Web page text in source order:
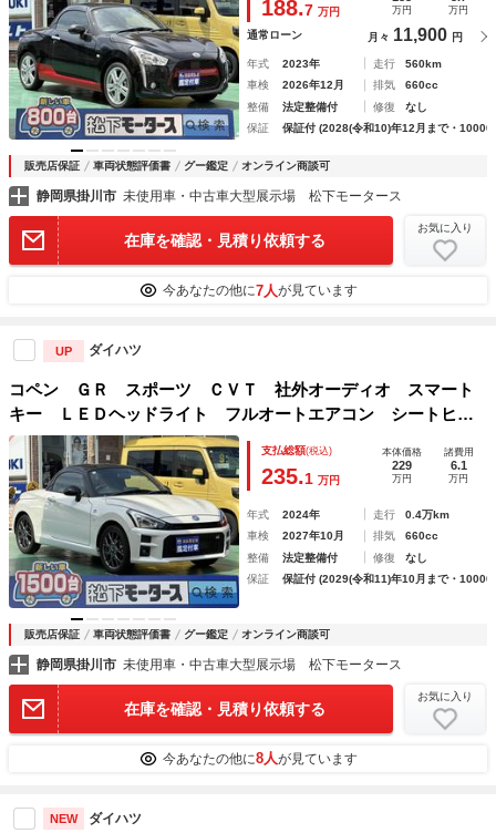
188.7 万円 万円 万円
通常ローン 月々 11,900 円
年式 2023年 走行
560km
車検
2026年12月 排気
660cc
整備
法定整備付 修復
なし
保証
保証付 (2028(令和10)年12月まで・
販売店保証 車両状態評価書 グー鑑定 オンライン商談可
静岡県掛川市 未使用車・中古車大型展示場 松下モータース
在庫を確認・見積り依頼する
お気に入り
今あなたの他に7人が見ています
UP ダイハツ
コペン ＧＲ スポーツ ＣＶＴ 社外オーディオ スマート
キー ＬＥＤヘッドライト フルオートエアコン シートヒー
ター ＲＥＣＡＲＯシート ＭＯＭＯハンドル ＢＢＳホイー
ル パドルシフト オートライト アイドリングストップ
支払総額(税込)
235.1 万円
本体価格
229
万円
諸費用
6.1
万円
年式 2024年 走行
0.4万km
車検
2027年10月 排気
660cc
整備
法定整備付 修復
なし
保証
保証付 (2029(令和11)年10月まで・
販売店保証 車両状態評価書 グー鑑定 オンライン商談可
静岡県掛川市 未使用車・中古車大型展示場 松下モータース
在庫を確認・見積り依頼する
お気に入り
今あなたの他に8人が見ています
NEW ダイハツ